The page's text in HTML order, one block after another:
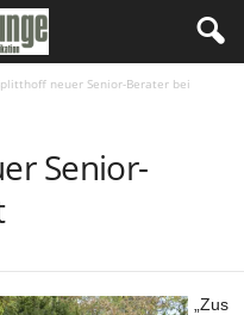
neuer Senior-Berater bei
Senior-
„Zus